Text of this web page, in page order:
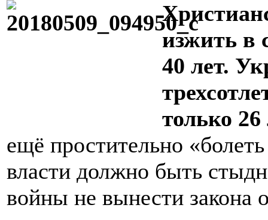
изжить в
40 лет.
только 26
ещё простительно
власти должно быть
войны не вынести закона